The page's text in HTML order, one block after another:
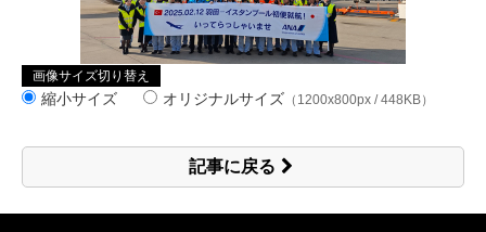
画像サイズ切り替え
縮小サイズ オリジナルサイズ （1200x800px / 448KB）
記事に戻る